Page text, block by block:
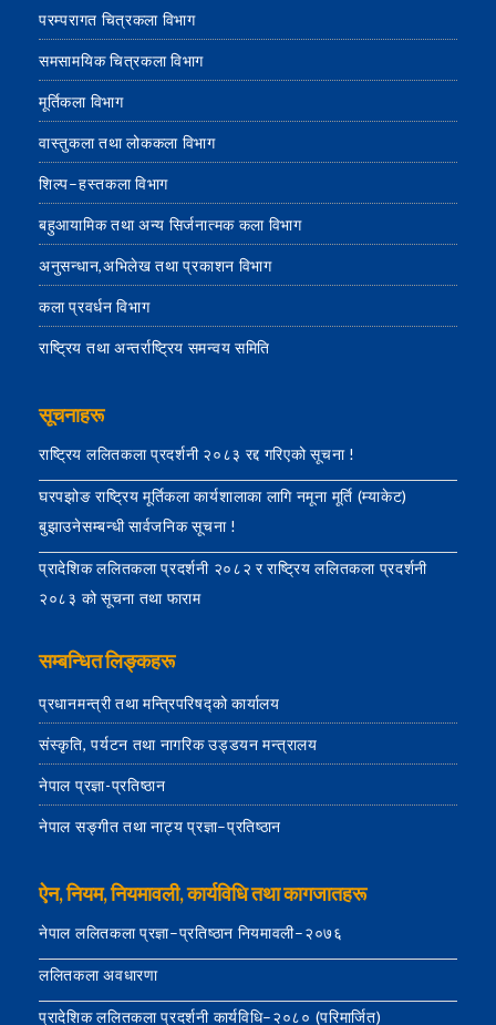
परम्परागत चित्रकला विभाग
समसामयिक चित्रकला विभाग
मूर्तिकला विभाग
वास्तुकला तथा लोककला विभाग
शिल्प–हस्तकला विभाग
बहुआयामिक तथा अन्य सिर्जनात्मक कला विभाग
अनुसन्धान,अभिलेख तथा प्रकाशन विभाग
कला प्रवर्धन विभाग
राष्ट्रिय तथा अन्तर्राष्ट्रिय समन्वय समिति
सूचनाहरू
राष्ट्रिय ललितकला प्रदर्शनी २०८३ रद्द गरिएको सूचना !
घरपझोङ राष्ट्रिय मूर्तिकला कार्यशालाका लागि नमूना मूर्ति (म्याकेट)
बुझाउनेसम्बन्धी सार्वजनिक सूचना !
प्रादेशिक ललितकला प्रदर्शनी २०८२ र राष्ट्रिय ललितकला प्रदर्शनी
२०८३ को सूचना तथा फाराम
सम्बन्धित लिङ्कहरू
प्रधानमन्त्री तथा मन्त्रिपरिषद्को कार्यालय
संस्कृति, पर्यटन तथा नागरिक उड्डयन मन्त्रालय
नेपाल प्रज्ञा-प्रतिष्ठान
नेपाल सङ्गीत तथा नाट्य प्रज्ञा–प्रतिष्ठान
ऐन, नियम, नियमावली, कार्यविधि तथा कागजातहरू
नेपाल ललितकला प्रज्ञा–प्रतिष्ठान नियमावली–२०७६
ललितकला अवधारणा
प्रादेशिक ललितकला प्रदर्शनी कार्यविधि–२०८० (परिमार्जित)